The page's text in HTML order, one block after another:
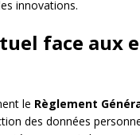
innovations.
face aux
le Règlement
des données